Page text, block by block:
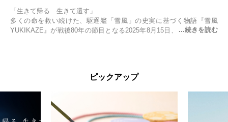
「生きて帰る 生きて還す」
多くの命を救い続けた、駆逐艦「雪風」の史実に基づく物語『雪風
YUKIKAZE』が戦後80年の節目となる2025年8月15日、全国公開され
くの仲間の命を救い帰還させ、戦後まで生き抜き「幸運艦」と呼ばれ
主演は「雪風」の艦長・寺澤一利を演じる竹野内豊。先任伍長・早瀬
ピックアップ